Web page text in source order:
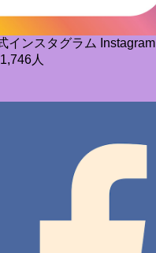
インスタグラム Instagram
人